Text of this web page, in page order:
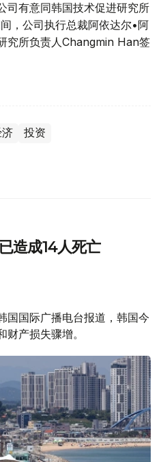
司有意同韩国技术促进研究所
，公司执行总裁阿依达尔•阿
究所负责人Changmin Han签
投资
造成14人死亡
国国际广播电台报道，韩国今
产损失骤增。